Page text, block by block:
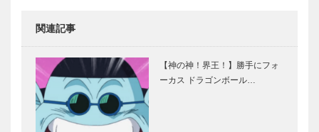
関連記事
【神の神！界王！】勝手にフォ
ーカス ドラゴンボール…